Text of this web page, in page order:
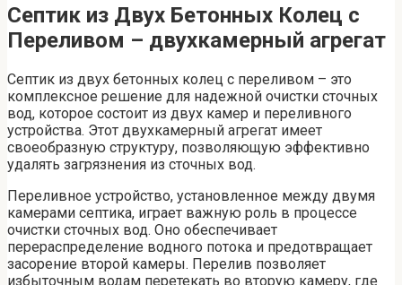
Септик из Двух Бетонных Колец с
Переливом – двухкамерный агрегат
Септик из двух бетонных колец с переливом – это
комплексное решение для надежной очистки сточных
вод, которое состоит из двух камер и переливного
устройства. Этот двухкамерный агрегат имеет
своеобразную структуру, позволяющую эффективно
удалять загрязнения из сточных вод.
Переливное устройство, установленное между двумя
камерами септика, играет важную роль в процессе
очистки сточных вод. Оно обеспечивает
перераспределение водного потока и предотвращает
засорение второй камеры. Перелив позволяет
избыточным водам перетекать во вторую камеру, где